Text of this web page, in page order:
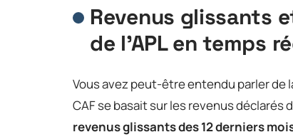
Revenus glissants
de l’APL en temps
Vous avez peut-être entendu parler de
CAF se basait sur les revenus déclarés
revenus glissants des 12 derniers